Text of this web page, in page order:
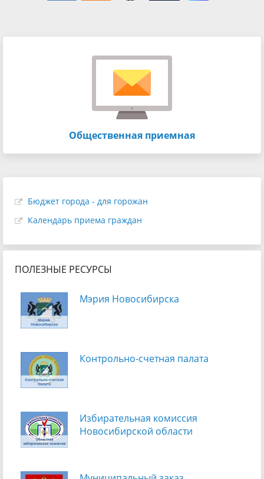
Общественная приемная
Бюджет города - для горожан
Календарь приема граждан
ПОЛЕЗНЫЕ РЕСУРСЫ
Мэрия Новосибирска
Контрольно-счетная палата
Избирательная комиссия
Новосибирской области